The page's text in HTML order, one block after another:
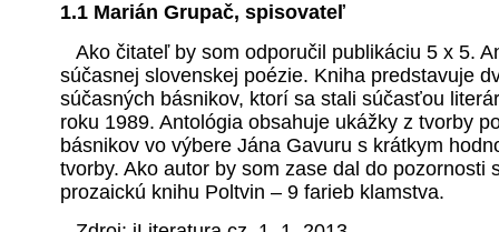
1.1 Marián Grupač, spisovateľ
Ako čitateľ by som odporučil publikáciu 5 x 5.
súčasnej slovenskej poézie. Kniha predstavuje
súčasných básnikov, ktorí sa stali súčasťou
roku 1989. Antológia obsahuje ukážky z tvorby
básnikov vo výbere Jána Gavuru s krátkym
tvorby. Ako autor by som zase dal do pozornosti
prozaickú knihu Poltvin – 9 farieb klamstva.